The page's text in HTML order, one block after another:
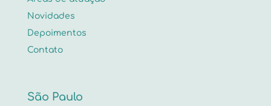
Novidades
Depoimentos
Contato
São Paulo